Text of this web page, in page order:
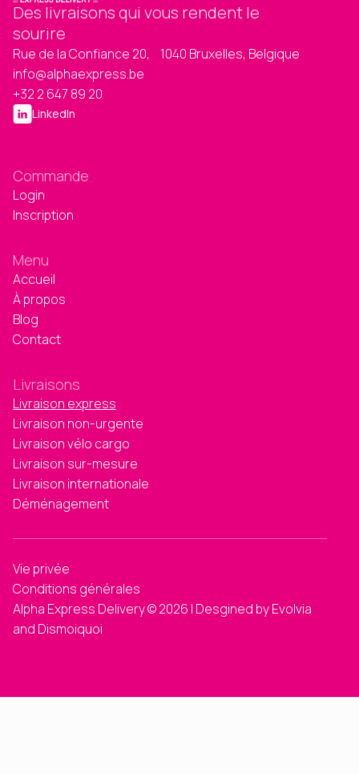
Des livraisons qui vous rendent le
sourire
Rue de la Confiance 20, 1040 Bruxelles, Belgique
info@alphaexpress.be
+32 2 647 89 20
LinkedIn
Commande
Login
Inscription
Menu
Accueil
À propos
Blog
Contact
Livraisons
Livraison express
Livraison non-urgente
Livraison vélo cargo
Livraison sur-mesure
Livraison internationale
Déménagement
Vie privée
Conditions générales
Alpha Express Delivery © 2026 | Desgined by Evolvia
and Dismoiquoi